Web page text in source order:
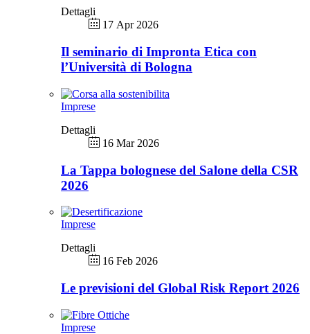
Dettagli
17 Apr 2026
Il seminario di Impronta Etica con
l’Università di Bologna
Imprese
Dettagli
16 Mar 2026
La Tappa bolognese del Salone della CSR
2026
Imprese
Dettagli
16 Feb 2026
Le previsioni del Global Risk Report 2026
Imprese